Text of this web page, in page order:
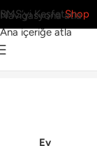
Navigasyona atla
Ana içeriğe atla
BMS’yi KeşfetShop
Ev